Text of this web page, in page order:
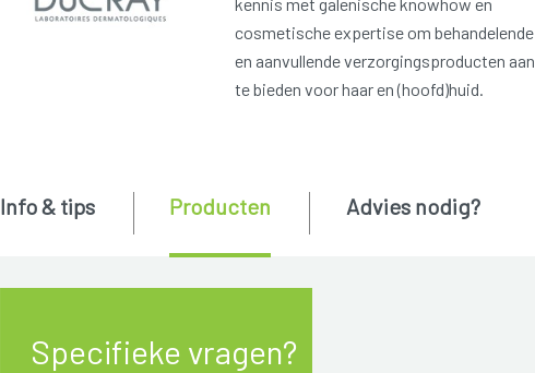
cosmetische expertise om behandelende
en aanvullende verzorgingsproducten aan
te bieden voor haar en (hoofd)huid.
Specifieke vragen?
Info & tips Producten Advies nodig?